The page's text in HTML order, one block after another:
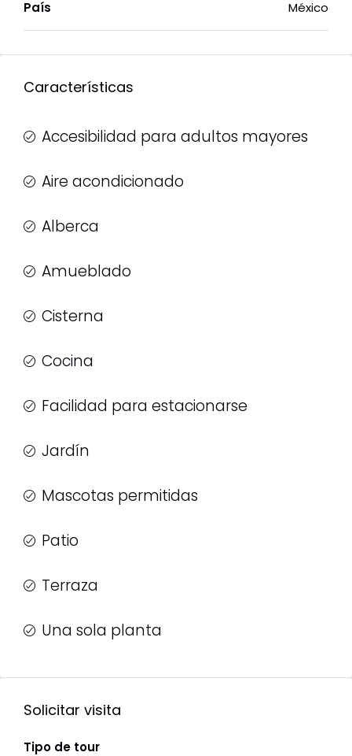
País México
Características
Accesibilidad para adultos mayores
Aire acondicionado
Alberca
Amueblado
Cisterna
Cocina
Facilidad para estacionarse
Jardín
Mascotas permitidas
Patio
Terraza
Una sola planta
Solicitar visita
Tipo de tour